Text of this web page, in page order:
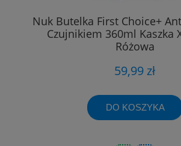
Nuk Butelka First Choice+
Czujnikiem 360ml Kaszka
Różowa
59,99 zł
DO KOSZYKA